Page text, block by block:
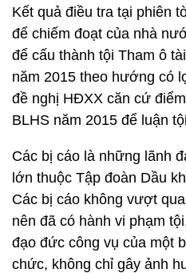
Kết quả điều tra tại phiên
để chiếm đoạt của nhà
để cấu thành tội Tham ô
năm 2015 theo hướng có
đề nghị HĐXX căn cứ
BLHS năm 2015 để luận
Các bị cáo là những lãnh
lớn thuộc Tập đoàn Dầu
Các bị cáo không vượt
nên đã có hành vi phạm
đạo đức công vụ của một
chức, không chỉ gây ảnh